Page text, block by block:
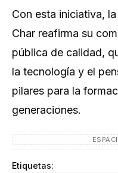
Con esta iniciativa,
Char reafirma su
pública de calidad,
la tecnología y el
pilares para la
generaciones.
Etiquetas: